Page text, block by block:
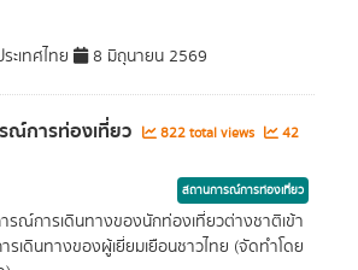
ะเทศไทย 8 มิถุนายน 2569
การท่องเที่ยว 822 total views
42
สถานการณ์การท่องเที่ยว
รณ์การเดินทางของนักท่องเที่ยวต่างชาติเข้า
รเดินทางของผู้เยี่ยมเยือนชาวไทย (จัดทำโดย